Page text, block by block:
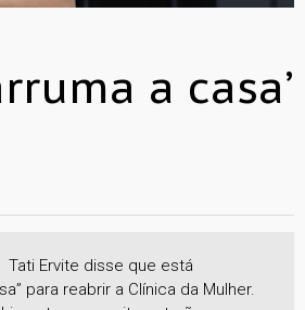
a casa’
- Tati Ervite disse que está
para reabrir a Clínica da Mulher.